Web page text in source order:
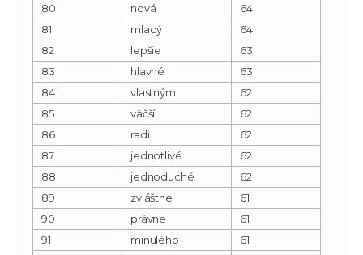
80
nová
64
81
mladý
64
82
lepšie
63
83
hlavné
63
84
vlastným
62
85
väčší
62
86
radi
62
87
jednotlivé
62
88
jednoduché
62
89
zvláštne
61
90
právne
61
91
minulého
61